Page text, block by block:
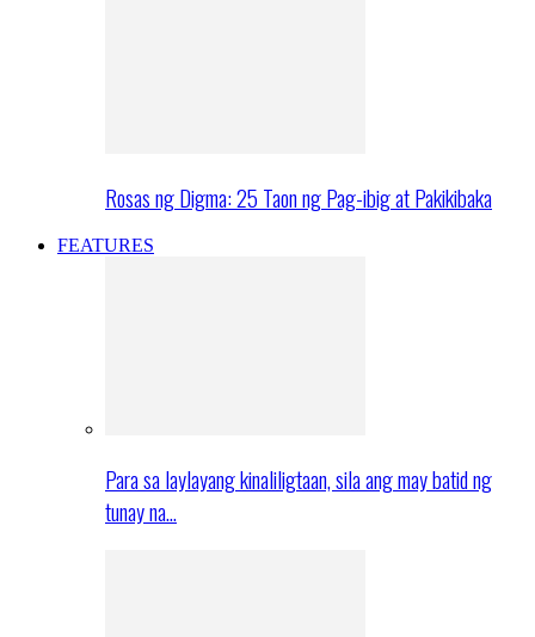
Rosas ng Digma: 25 Taon ng Pag-ibig at Pakikibaka
FEATURES
Para sa laylayang kinaliligtaan, sila ang may batid ng
tunay na…